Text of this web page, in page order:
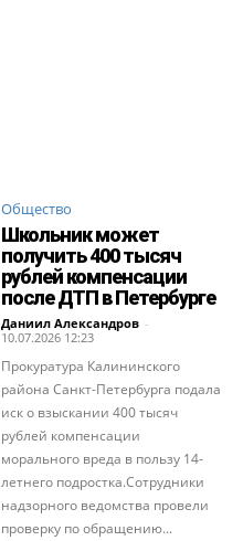
Общество
Школьник может
получить 400 тысяч
рублей компенсации
после ДТП в Петербурге
Даниил Александров -
10.07.2026 12:23
Прокуратура Калининского
района Санкт-Петербурга подала
иск о взыскании 400 тысяч
рублей компенсации
морального вреда в пользу 14-
летнего подростка.Сотрудники
надзорного ведомства провели
проверку по обращению...